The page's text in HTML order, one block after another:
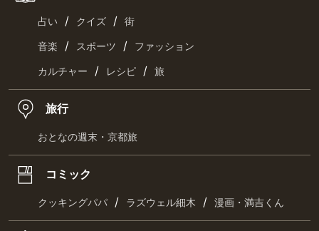
占い / クイズ / 街
音楽 / スポーツ / ファッション
カルチャー / レシピ / 旅
旅行
おとなの週末・京都旅
コミック
クッキングパパ / ラズウェル細木 / 漫画・満吉くん